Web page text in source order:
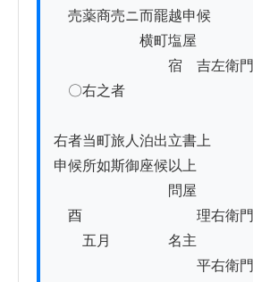
売薬商売ニ而罷越申候
横町塩屋
宿　吉左衛門
〇右之者
右者当町旅人泊出立書上
申候所如斯御座候以上
問屋
酉　　　　　　　　理右衛門
五月　　　　名主
平右衛門